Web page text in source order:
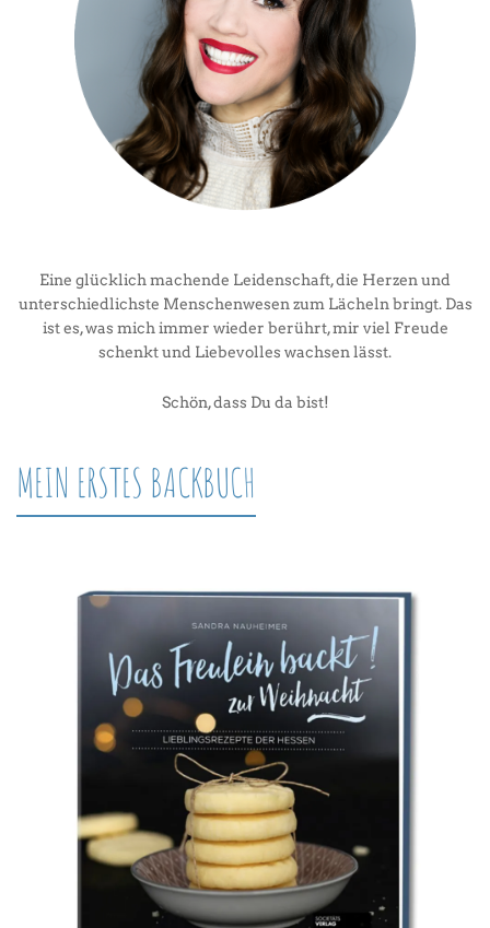
Eine glücklich machende Leidenschaft, die Herzen und
unterschiedlichste Menschenwesen zum Lächeln bringt. Das
ist es, was mich immer wieder berührt, mir viel Freude
schenkt und Liebevolles wachsen lässt.
Schön, dass Du da bist!
MEIN ERSTES BACKBUCH